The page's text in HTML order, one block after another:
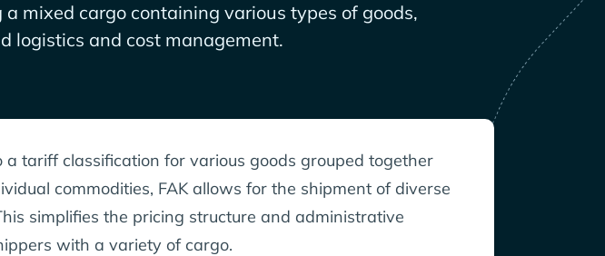
mixed cargo containing various types of goods,
logistics and cost management.
tariff classification for various goods grouped together
commodities, FAK allows for the shipment of diverse
simplifies the pricing structure and administrative
with a variety of cargo.